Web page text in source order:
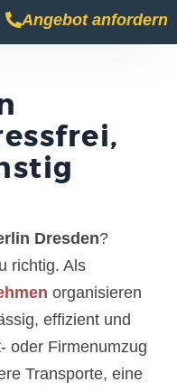
Angebot anfordern
Dresden?
richtig. Als
organisieren
effizient und
oder Firmenumzug
Transporte, eine